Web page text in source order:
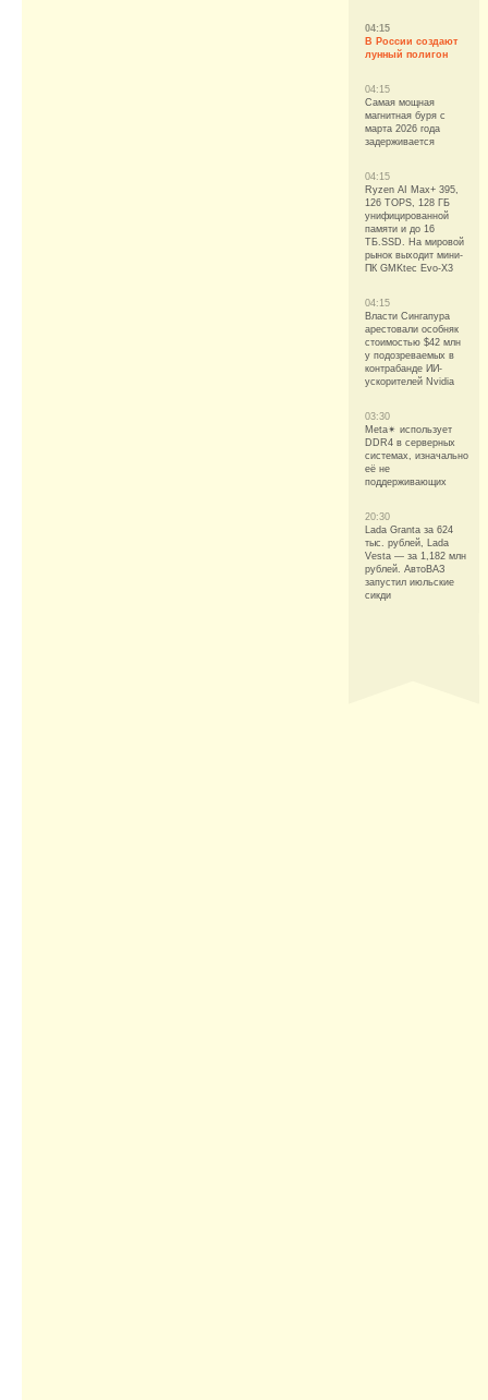
04:15
В России создают
лунный полигон
04:15
Самая мощная
магнитная буря с
марта 2026 года
задерживается
04:15
Ryzen AI Max+ 395,
126 TOPS, 128 ГБ
унифицированной
памяти и до 16
ТБ.SSD. На мировой
рынок выходит мини-
ПК GMKtec Evo-X3
04:15
Власти Сингапура
арестовали особняк
стоимостью $42 млн
у подозреваемых в
контрабанде ИИ-
ускорителей Nvidia
03:30
Meta✴ использует
DDR4 в серверных
системах, изначально
её не
поддерживающих
20:30
Lada Granta за 624
тыс. рублей, Lada
Vesta — за 1,182 млн
рублей. АвтоВАЗ
запустил июльские
сикди